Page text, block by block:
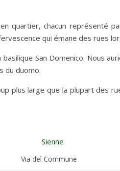
quartier, chacun représenté
qui émane des rues
San Domenico. Nous
du duomo.
plus large que la plupart des
Via del Commune